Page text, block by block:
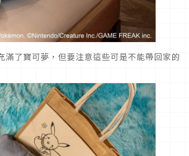
了寶可夢，但要注意這些可是不能帶回家的